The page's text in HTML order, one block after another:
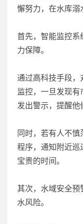
懈努力，在水库溺
首先，智能监控系
力保障。
通过高科技手段，
监控，一旦发现
发出警示，提醒他
同时，若有人不
程序，通知附近巡
宝贵的时间。
其次，水域安全预
水风险。